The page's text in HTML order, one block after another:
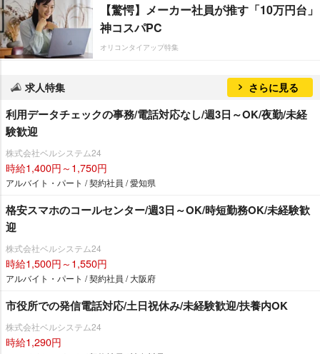
【驚愕】メーカー社員が推す「10万円台」
神コスパPC
オリコンタイアップ特集
求人特集 さらに見る
利用データチェックの事務/電話対応なし/週3日～OK/夜勤/未経
験歓迎
株式会社ベルシステム24
時給1,400円～1,750円
アルバイト・パート / 契約社員 / 愛知県
格安スマホのコールセンター/週3日～OK/時短勤務OK/未経験歓
迎
株式会社ベルシステム24
時給1,500円～1,550円
アルバイト・パート / 契約社員 / 大阪府
市役所での発信電話対応/土日祝休み/未経験歓迎/扶養内OK
株式会社ベルシステム24
時給1,290円